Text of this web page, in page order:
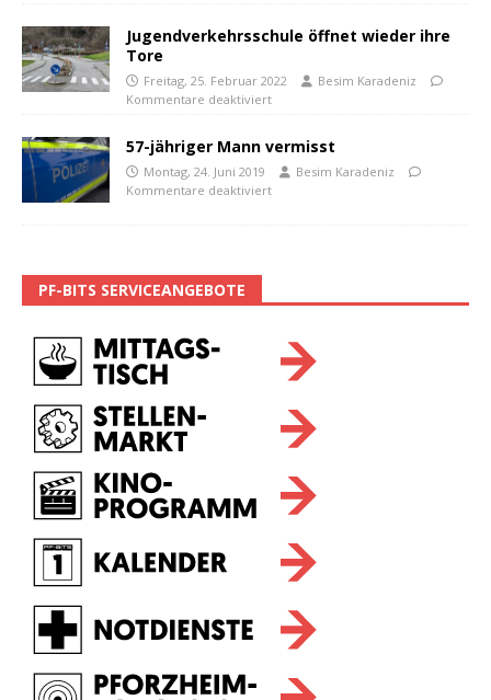
Jugendverkehrsschule öffnet wieder ihre
Tore
Freitag, 25. Februar 2022
Besim Karadeniz
Kommentare deaktiviert
57-jähriger Mann vermisst
Montag, 24. Juni 2019
Besim Karadeniz
Kommentare deaktiviert
PF-BITS SERVICEANGEBOTE